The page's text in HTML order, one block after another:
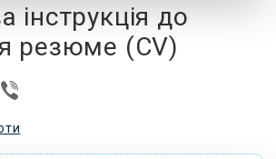
інструкція до
резюме (CV)